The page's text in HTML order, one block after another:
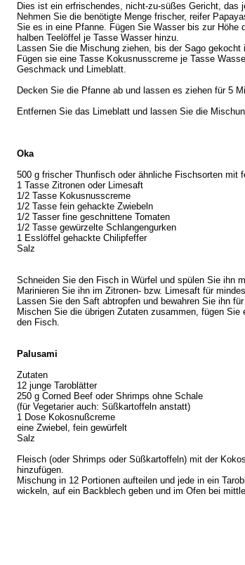
Dies ist ein erfrischendes, nicht-zu-süßes Gericht, das
Nehmen Sie die benötigte Menge frischer, reifer
Sie es in eine Pfanne. Fügen Sie Wasser bis zur Höhe
halben Teelöffel je Tasse Wasser hinzu.
Lassen Sie die Mischung ziehen, bis der Sago
Fügen sie eine Tasse Kokusnusscreme je Tasse
Geschmack und Limeblatt.
Decken Sie die Pfanne ab und lassen es ziehen für 5
Entfernen Sie das Limeblatt und lassen Sie die
Oka
500 g frischer Thunfisch oder ähnliche Fischsorten mit
1 Tasse Zitronen oder Limesaft
1/2 Tasse Kokusnusscreme
1/2 Tasse fein gehackte Zwiebeln
1/2 Tasser fine geschnittene Tomaten
1/2 Tasse gewürzelte Schlangengurken
1 Esslöffel gehackte Chilipfeffer
Salz
Schneiden Sie den Fisch in Würfel und spülen Sie ihn
Marinieren Sie ihn im Zitronen- bzw. Limesaft für
Lassen Sie den Saft abtropfen und bewahren Sie ihn
Mischen Sie die übrigen Zutaten zusammen, fügen
den Fisch.
Palusami
Zutaten
12 junge Taroblätter
250 g Corned Beef oder Shrimps ohne Schale
(für Vegetarier auch: Süßkartoffeln anstatt)
1 Dose Kokosnußcreme
eine Zwiebel, fein gewürfelt
Salz
Fleisch (oder Shrimps oder Süßkartoffeln) mit der
hinzufügen.
Mischung in 12 Portionen aufteilen und jede in ein
wickeln, auf ein Backblech geben und im Ofen bei